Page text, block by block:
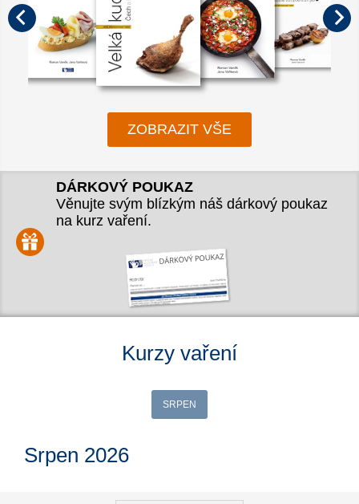
ZOBRAZIT VŠE
DÁRKOVÝ POUKAZ
Věnujte svým blízkým náš dárkový poukaz
na kurz vaření.
Kurzy vaření
SRPEN
Srpen 2026